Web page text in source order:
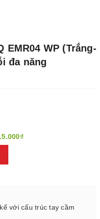
WP (Trắng-
đa năng
với cấu trúc tay cầm